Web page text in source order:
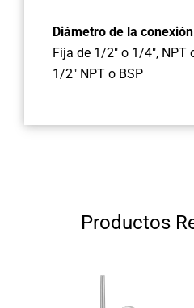
Diámetro de la
Fija de 1/2" o 1/4", NPT
1/2" NPT o BSP
Productos